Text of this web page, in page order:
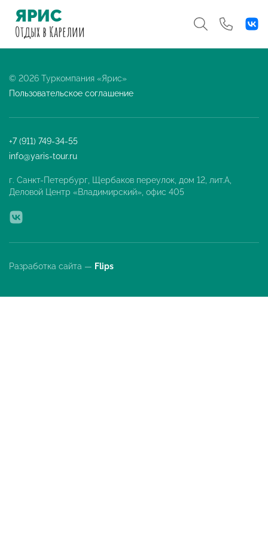
ЯРИС
Отдыхв Карелии
© 2026 Туркомпания «Ярис»
Пользовательское соглашение
+7 (911) 749-34-55
info@yaris-tour.ru
г. Санкт-Петербург, Щербаков переулок, дом 12, лит.А,
Деловой Центр «Владимирский», офис 405
Разработка сайта — Flips